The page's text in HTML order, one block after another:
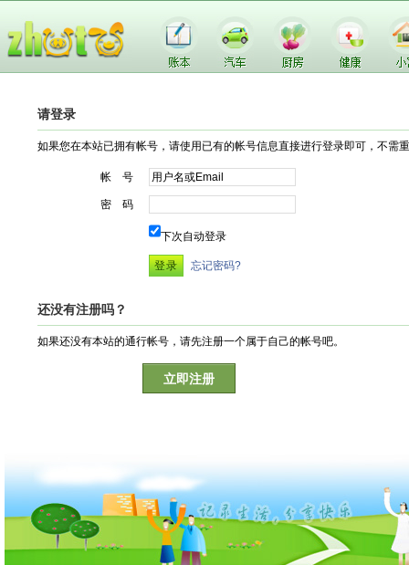
请登录
如果您在本站已拥有帐号，请使用已有的帐号信息直接进行登录即可，不需
帐 号
密 码
下次自动登录
忘记密码?
还没有注册吗？
如果还没有本站的通行帐号，请先注册一个属于自己的帐号吧。
立即注册